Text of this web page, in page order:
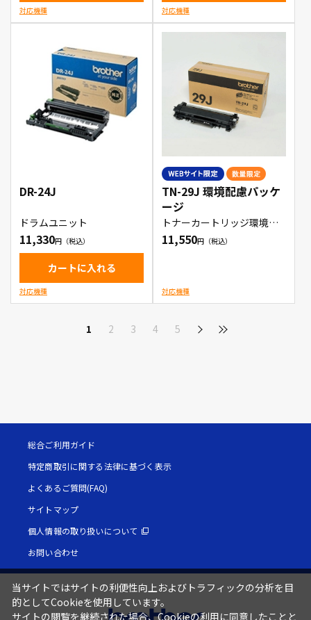
対応機種 対応機種
DR-24J
ドラムユニット
11,330
カートに入れる
対応機種
TN-29J 環境配慮パッケ
ージ
トナーカートリッジ環境配
慮パッケージ
11,550
対応機種
1 2 3 4 5
総合ご利用ガイド
特定商取引に関する法律に基づく表示
よくあるご質問(FAQ)
サイトマップ
個人情報の取り扱いについて
お問い合わせ
当サイトではサイトの利便性向上およびトラフィックの分析を目
的としてCookieを使用しています。
サイトの閲覧を継続された場合、Cookieの利用に同意したことと